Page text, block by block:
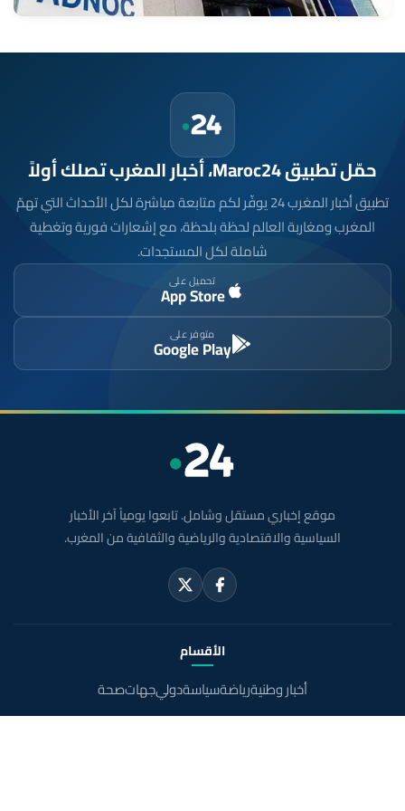
حمّل تطبيق Maroc24، أخبار المغرب تصلك أولاً
تطبيق أخبار المغرب 24 يوفّر لكم متابعة مباشرة لكل الأحداث التي تهمّ
المغرب ومغاربة العالم لحظة بلحظة، مع إشعارات فورية وتغطية
شاملة لكل المستجدات.
تحميل على
App Store
متوفر على
Google Play
موقع إخباري مستقل وشامل. تابعوا يومياً آخر الأخبار
السياسية والاقتصادية والرياضية والثقافية من المغرب.
الأقسام
أخبار وطنيةرياضةسياسةدوليجهاتصحة